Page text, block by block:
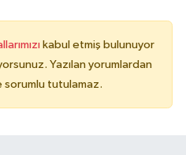
kabul etmiş bulunuyor
Yazılan yorumlardan
sorumlu tutulamaz.